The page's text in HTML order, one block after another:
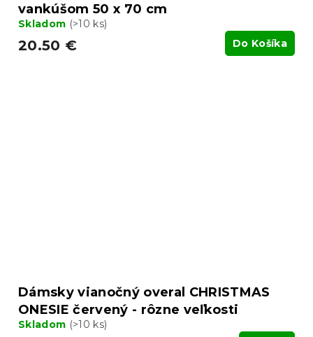
vankúšom 50 x 70 cm
Skladom (>10 ks)
20.50 € Do Košíka
Dámsky vianočný overal CHRISTMAS
ONESIE červený - rôzne veľkosti
Skladom (>10 ks)